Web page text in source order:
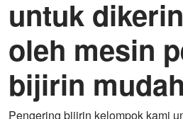
untuk
oleh mesin
bijirin
Pengering bijirin kelompok kami